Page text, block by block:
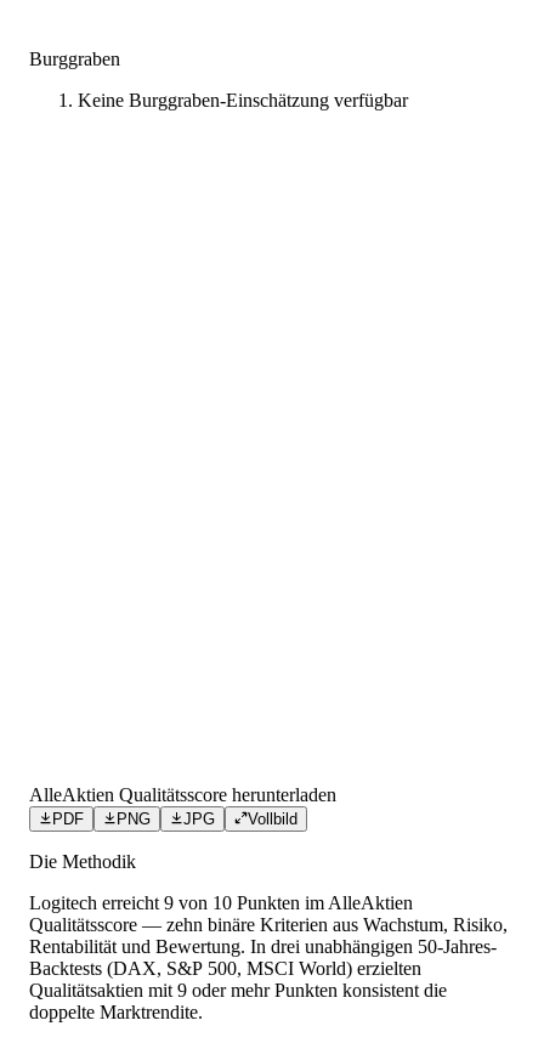
Burggraben
Keine Burggraben-Einschätzung verfügbar
AlleAktien Qualitätsscore herunterladen
PDF PNG JPG Vollbild
Die Methodik
Logitech erreicht 9 von 10 Punkten im AlleAktien
Qualitätsscore — zehn binäre Kriterien aus Wachstum, Risiko,
Rentabilität und Bewertung. In drei unabhängigen 50-Jahres-
Backtests (DAX, S&P 500, MSCI World) erzielten
Qualitätsaktien mit 9 oder mehr Punkten konsistent die
doppelte Marktrendite.